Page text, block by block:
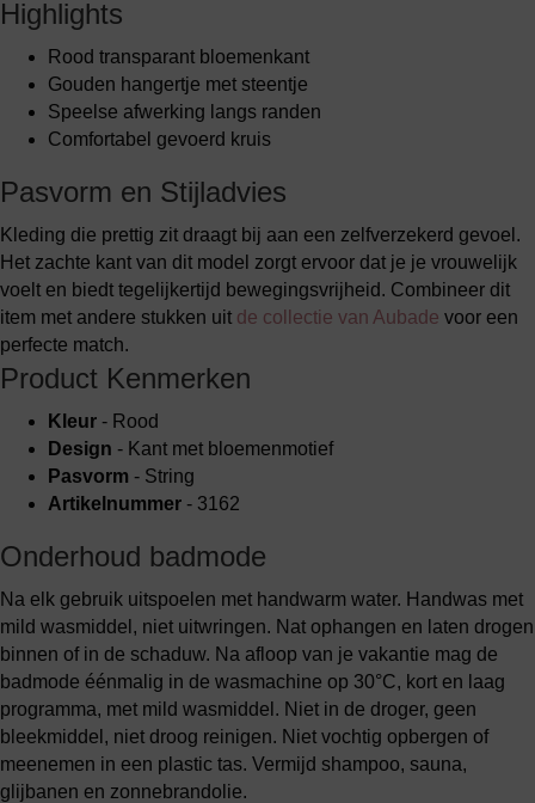
Highlights
Rood transparant bloemenkant
Gouden hangertje met steentje
Speelse afwerking langs randen
Comfortabel gevoerd kruis
Pasvorm en Stijladvies
Kleding die prettig zit draagt bij aan een zelfverzekerd gevoel.
Het zachte kant van dit model zorgt ervoor dat je je vrouwelijk
voelt en biedt tegelijkertijd bewegingsvrijheid. Combineer dit
item met andere stukken uit de collectie van Aubade voor een
perfecte match.
Product Kenmerken
Kleur - Rood
Design - Kant met bloemenmotief
Pasvorm - String
Artikelnummer - 3162
Onderhoud badmode
Na elk gebruik uitspoelen met handwarm water. Handwas met
mild wasmiddel, niet uitwringen. Nat ophangen en laten drogen
binnen of in de schaduw. Na afloop van je vakantie mag de
badmode éénmalig in de wasmachine op 30°C, kort en laag
programma, met mild wasmiddel. Niet in de droger, geen
bleekmiddel, niet droog reinigen. Niet vochtig opbergen of
meenemen in een plastic tas. Vermijd shampoo, sauna,
glijbanen en zonnebrandolie.